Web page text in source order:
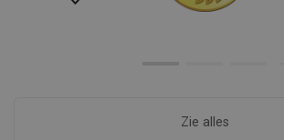
Zie alles